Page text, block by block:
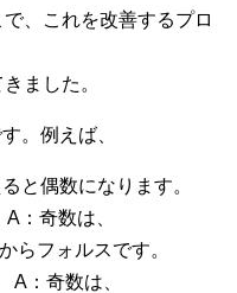
、これを改善するプロ
ました。
。例えば、
と偶数になります。
：奇数は、
らフォルスです。
：奇数は、